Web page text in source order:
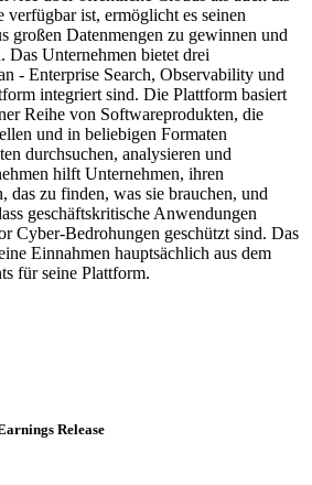
verfügbar ist, ermöglicht es seinen
großen Datenmengen zu gewinnen und
Das Unternehmen bietet drei
- Enterprise Search, Observability und
integriert sind. Die Plattform basiert
Reihe von Softwareprodukten, die
und in beliebigen Formaten
durchsuchen, analysieren und
hilft Unternehmen, ihren
das zu finden, was sie brauchen, und
geschäftskritische Anwendungen
Cyber-Bedrohungen geschützt sind. Das
Einnahmen hauptsächlich aus dem
für seine Plattform.
Release